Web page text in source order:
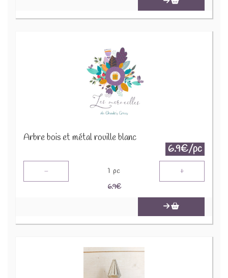
Arbre bois et métal rouille blanc
6.9€/pc
- 1 pc +
6.9€